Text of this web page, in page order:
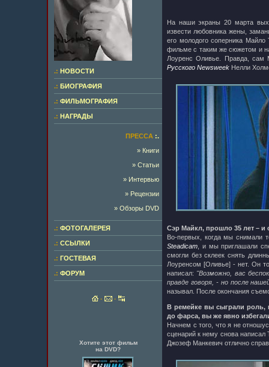
.: НОВОСТИ
.: БИОГРАФИЯ
.: ФИЛЬМОГРАФИЯ
.: НАГРАДЫ
ПРЕССА :.
» Книги
» Статьи
» Интервью
» Рецензии
» Обзоры DVD
.: ФОТОГАЛЕРЕЯ
.: ССЫЛКИ
.: ГОСТЕВАЯ
.: ФОРУМ
· ·
Хотите этот фильм
на DVD?
На наши экраны 20 марта
извести любовника жены,
его молодого соперника
фильме с таким же сюжетом и
Лоуренс Оливье. Правда, сам
Русского Newsweek Нелли
Сэр Майкл, прошло 35 лет – и
Во-первых, когда мы снимали
Steadicam , и мы приглашали
смогли без склеек снять
Лоуренсом [Оливье] - нет. Он
написал: "Возможно, вас
правде говоря, - но после
называл. После окончания
В ремейке вы сыграли роль,
до фарса, вы же явно
Начнем с того, что я не
сценарий к нему снова
Джозеф Манкевич отлично